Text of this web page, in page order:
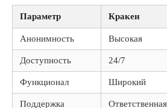
Параметр Кракен
Анонимность Высокая
Доступность 24/7
Функционал Широкий
Поддержка Ответственная